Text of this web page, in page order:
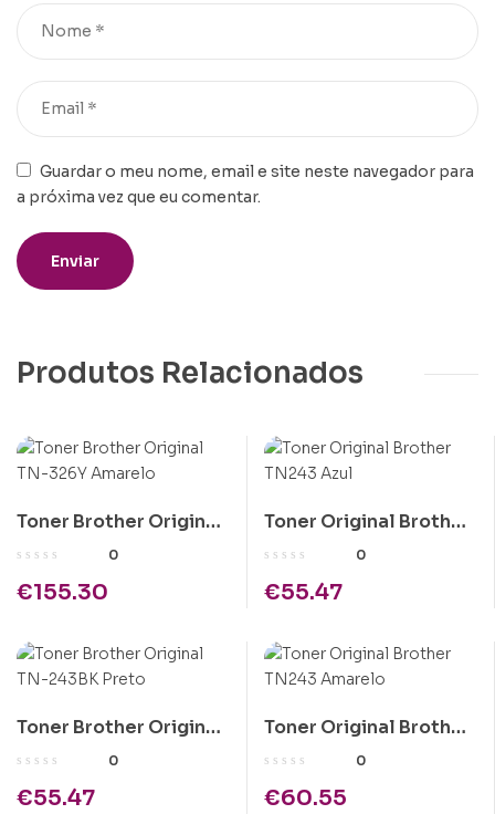
Guardar o meu nome, email e site neste navegador para
a próxima vez que eu comentar.
Produtos Relacionados
Toner Brother Original
TN-326Y Amarelo
0
€155.30
Toner Original Brother
TN243 Azul
0
€55.47
Toner Brother Original
TN-243BK Preto
0
€55.47
Toner Original Brother
TN243 Amarelo
0
€60.55